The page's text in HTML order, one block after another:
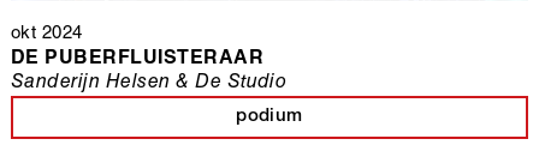
okt 2024
DE PUBERFLUISTERAAR
podium
Sanderijn Helsen & De Studio